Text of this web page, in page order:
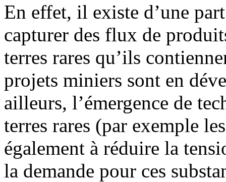
En effet, il existe d’une
capturer des flux de
terres rares qu’ils
projets miniers sont en
ailleurs, l’émergence de
terres rares (par exemple
également à réduire la
la demande pour ces